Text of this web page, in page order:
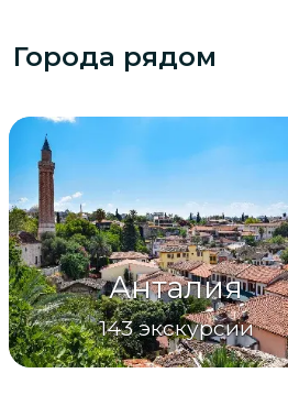
Города рядом
Анталия
143 экскурсии